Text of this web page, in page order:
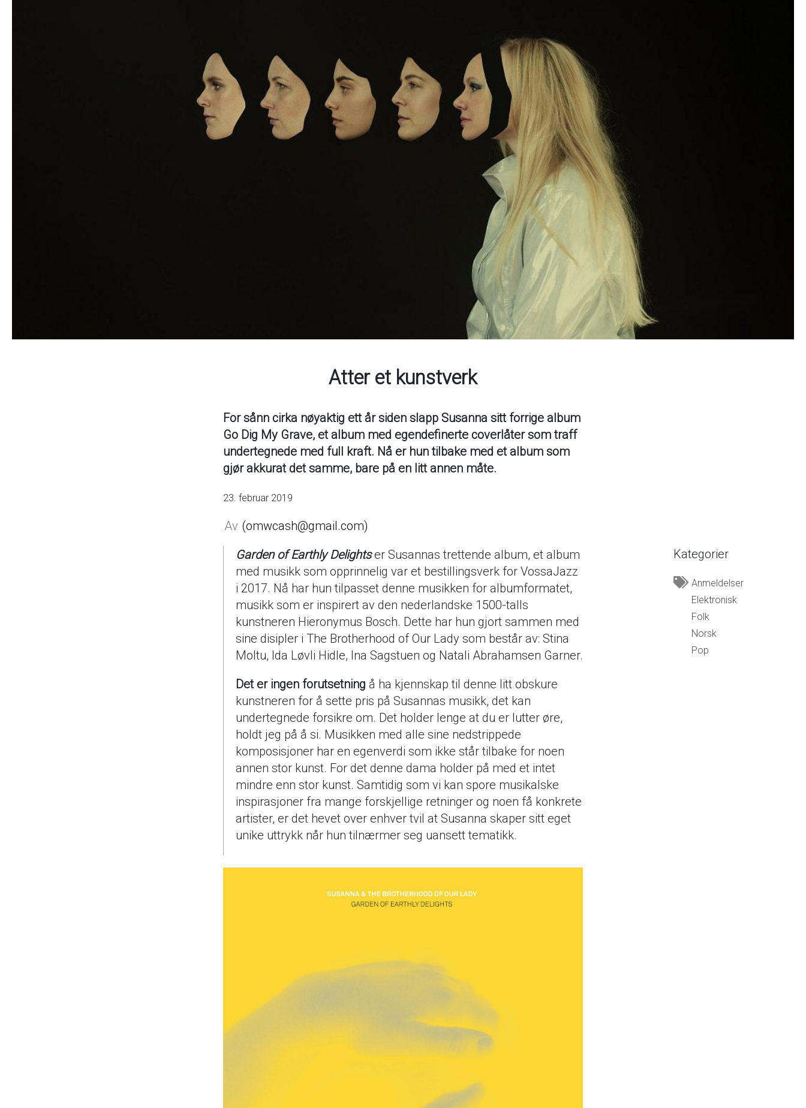
Atter et kunstverk
For sånn cirka nøyaktig ett år siden slapp Susanna sitt forrige album
Go Dig My Grave, et album med egendefinerte coverlåter som traff
undertegnede med full kraft. Nå er hun tilbake med et album som
gjør akkurat det samme, bare på en litt annen måte.
23. februar 2019
omwcash@gmail.com
Garden of Earthly Delights er Susannas trettende album, et album
med musikk som opprinnelig var et bestillingsverk for VossaJazz
i 2017. Nå har hun tilpasset denne musikken for albumformatet,
musikk som er inspirert av den nederlandske 1500-talls
kunstneren Hieronymus Bosch. Dette har hun gjort sammen med
sine disipler i The Brotherhood of Our Lady som består av: Stina
Moltu, Ida Løvli Hidle, Ina Sagstuen og Natali Abrahamsen Garner.
Det er ingen forutsetning å ha kjennskap til denne litt obskure
kunstneren for å sette pris på Susannas musikk, det kan
undertegnede forsikre om. Det holder lenge at du er lutter øre,
holdt jeg på å si. Musikken med alle sine nedstrippede
komposisjoner har en egenverdi som ikke står tilbake for noen
annen stor kunst. For det denne dama holder på med et intet
mindre enn stor kunst. Samtidig som vi kan spore musikalske
inspirasjoner fra mange forskjellige retninger og noen få konkrete
artister, er det hevet over enhver tvil at Susanna skaper sitt eget
unike uttrykk når hun tilnærmer seg uansett tematikk.
Kategorier
Anmeldelser
Elektronisk
Folk
Norsk
Pop